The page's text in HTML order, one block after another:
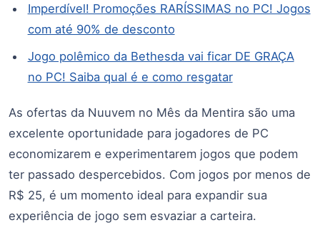
Imperdível! Promoções RARÍSSIMAS no PC! Jogos
com até 90% de desconto
Jogo polêmico da Bethesda vai ficar DE GRAÇA
no PC! Saiba qual é e como resgatar
As ofertas da Nuuvem no Mês da Mentira são uma
excelente oportunidade para jogadores de PC
economizarem e experimentarem jogos que podem
ter passado despercebidos. Com jogos por menos de
R$ 25, é um momento ideal para expandir sua
experiência de jogo sem esvaziar a carteira.